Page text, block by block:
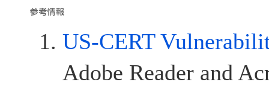
US-CERT
Adobe Reader and